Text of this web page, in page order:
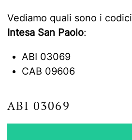
Vediamo quali sono i codici
Intesa San Paolo:
ABI 03069
CAB 09606
ABI 03069